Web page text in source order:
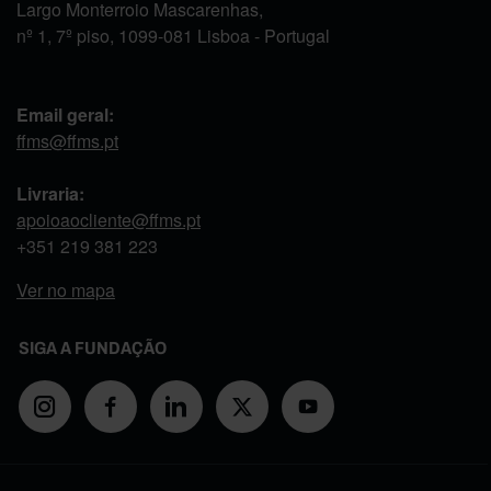
Largo Monterroio Mascarenhas,
nº 1, 7º piso, 1099-081 Lisboa - Portugal
Email geral:
ffms@ffms.pt
Livraria:
apoioaocliente@ffms.pt
+351 219 381 223
Ver no mapa
SIGA A FUNDAÇÃO